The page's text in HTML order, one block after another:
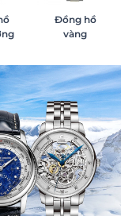
Đồng hồ
vàng